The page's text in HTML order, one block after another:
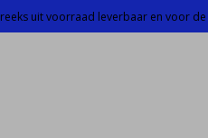
uit voorraad leverbaar en voor